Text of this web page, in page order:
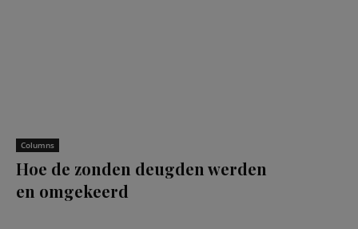
Columns
Hoe de zonden deugden werden
en omgekeerd